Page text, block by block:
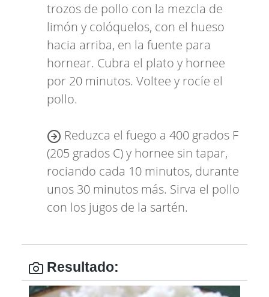
trozos de pollo con la mezcla de
limón y colóquelos, con el hueso
hacia arriba, en la fuente para
hornear. Cubra el plato y hornee
por 20 minutos. Voltee y rocíe el
pollo.
Reduzca el fuego a 400 grados F
(205 grados C) y hornee sin tapar,
rociando cada 10 minutos, durante
unos 30 minutos más. Sirva el pollo
con los jugos de la sartén.
Resultado: